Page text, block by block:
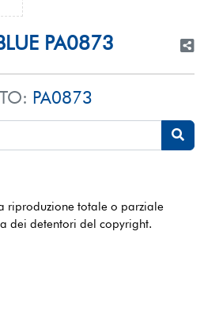
PA0873
PA0873
riproduzione totale o parziale
dei detentori del copyright.